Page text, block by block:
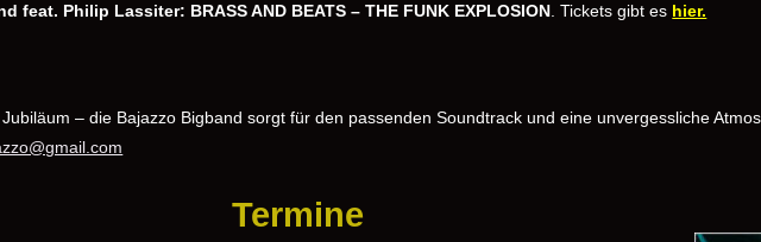
feat. Philip Lassiter: BRASS AND BEATS – THE FUNK EXPLOSION . Tickets gibt es hier.
– die Bajazzo Bigband sorgt für den passenden Soundtrack und eine unvergessliche
Termine